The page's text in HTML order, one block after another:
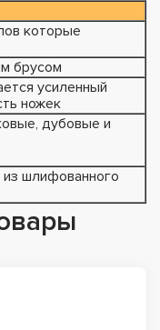
которые
брусом
усиленный
ножек
дубовые и
шлифованного